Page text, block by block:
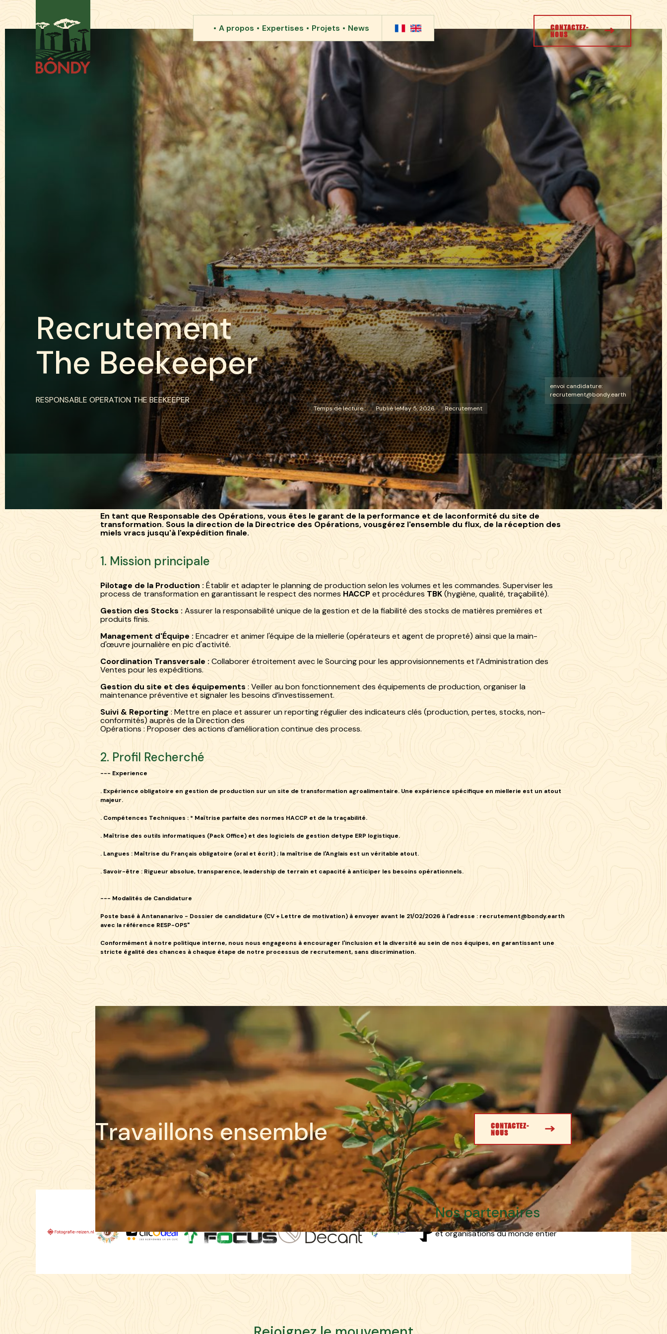
A propos Expertises Projets News CONTACTEZ-
NOUS
Recrutement
The Beekeeper
RESPONSABLE OPERATION THE BEEKEEPER
Temps de lecture : Publié leMay 5, 2026 Recrutement
envoi candidature:
recrutement@bondy.earth
Blog /Recrutement/Recrutement The Beekeeper
En tant que Responsable des Opérations, vous êtes le garant de la performance et de laconformité du site de
transformation. Sous la direction de la Directrice des Opérations, vousgérez l'ensemble du flux, de la réception des
miels vracs jusqu'à l'expédition finale.
1. Mission principale
Pilotage de la Production : Établir et adapter le planning de production selon les volumes et les commandes. Superviser les
process de transformation en garantissant le respect des normes HACCPet procédures TBK(hygiène, qualité, traçabilité).
Gestion des Stocks : Assurer la responsabilité unique de la gestion et de la fiabilité des stocks de matières premières et
produits finis.
Management d'Équipe : Encadrer et animer l'équipe de la miellerie (opérateurs et agent de propreté) ainsi que la main-
d'œuvre journalière en pic d'activité.
Coordination Transversale :Collaborer étroitement avec le Sourcing pour les approvisionnements et l’Administration des
Ventes pour les expéditions.
Gestion du site et des équipements : Veiller au bon fonctionnement des équipements de production, organiser la
maintenance préventive et signaler les besoins d’investissement.
Suivi & Reporting : Mettre en place et assurer un reporting régulier des indicateurs clés (production, pertes, stocks, non-
conformités) auprès de la Direction des
Opérations : Proposer des actions d’amélioration continue des process.
2. Profil Recherché
--- Experience
. Expérienceobligatoire en gestion de production sur un site de transformation agroalimentaire. Une expérience spécifique en miellerie est un atout
majeur.
. Compétences Techniques : * Maîtrise parfaite des normes HACCP et de la traçabilité.
. Maîtrise des outils informatiques (Pack Office) et des logiciels de gestion detype ERP logistique.
. Langues : Maîtrise du Français obligatoire (oral et écrit) ; la maîtrise de l'Anglais est un véritable atout.
.Savoir-être : Rigueur absolue, transparence, leadership de terrain et capacité à anticiper les besoins opérationnels.
--- Modalités de Candidature
Poste basé à Antananarivo - Dossier de candidature (CV + Lettre de motivation) à envoyer avant le 21/02/2026 à l'adresse : recrutement@bondy.earth
avec la référence RESP-OPS"
Conformément à notre politique interne, nous nous engageons à encourager l'inclusion et la diversité au sein de nos équipes, en garantissant une
stricte égalité des chances à chaque étape de notre processus de recrutement, sans discrimination.
Travaillonsensemble CONTACTEZ-
NOUS
Nospartenaires
Nous travaillons avec de grandes marques
et organisations du monde entier